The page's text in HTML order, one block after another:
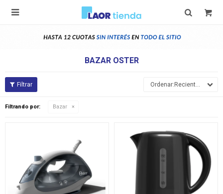

BAZAR OSTER
Recientes
Filtrando por: Bazar